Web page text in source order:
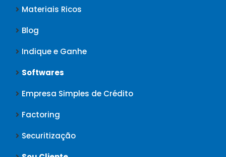
Materiais Ricos
Blog
Indique e Ganhe
Softwares
Empresa Simples de Crédito
Factoring
Securitização